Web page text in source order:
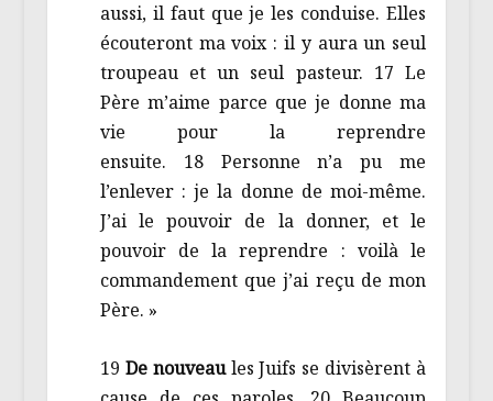
aussi, il faut que je les conduise. Elles
écouteront ma voix : il y aura un seul
troupeau et un seul pasteur. 17 Le
Père m’aime parce que je donne ma
vie pour la reprendre
ensuite. 18 Personne n’a pu me
l’enlever : je la donne de moi-même.
J’ai le pouvoir de la donner, et le
pouvoir de la reprendre : voilà le
commandement que j’ai reçu de mon
Père. »
19 De nouveaules Juifs se divisèrent à